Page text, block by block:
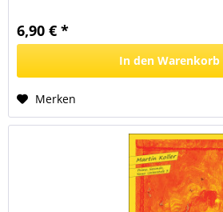
6,90 € *
In den Warenkorb
Merken